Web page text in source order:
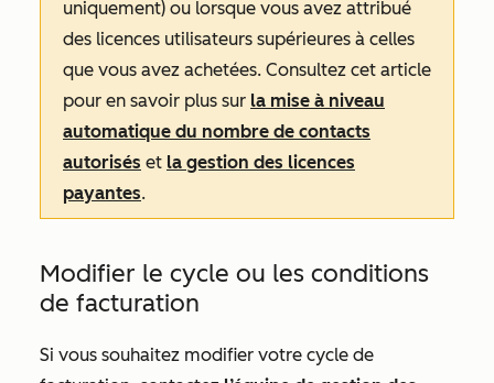
uniquement) ou lorsque vous avez attribué
des licences utilisateurs supérieures à celles
que vous avez achetées. Consultez cet article
pour en savoir plus sur la mise à niveau
automatique du nombre de contacts
autorisés et la gestion des licences
payantes.
Modifier le cycle ou les conditions
de facturation
Si vous souhaitez modifier votre cycle de